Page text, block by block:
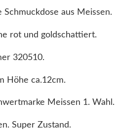
Schmuckdose aus Meissen.
rot und goldschattiert.
320510.
Höhe ca.12cm.
Meissen 1. Wahl.
Super Zustand.